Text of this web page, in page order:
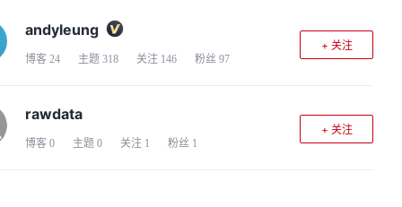
andyleung
博客 24 主题 318 关注 146 粉丝 97
+ 关注
rawdata
博客 0 主题 0 关注 1 粉丝 1
+ 关注